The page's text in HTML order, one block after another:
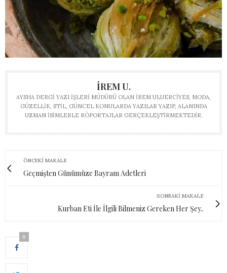
İREM U.
AYSHA DERGI YAZI İŞLERI MÜDÜRÜ OLAN İREM ULUERCIYES, MODA,
GÜZELLIK, STIL, GÜNCEL KONULARDA YAZILAR YAZIP, ALANINDA
UZMAN ISIMLERLE RÖPORTAJLAR GERÇEKLEŞTIRMEKTEDIR.
ÖNCEKI MAKALE
Geçmişten Günümüze Bayram Adetleri
SONRAKI MAKALE
Kurban Eti İle İlgili Bilmeniz Gereken Her Şey..
0